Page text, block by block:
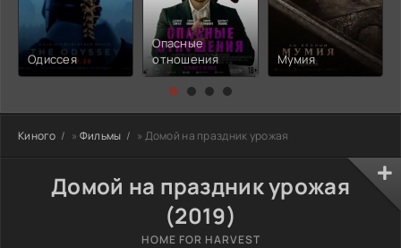
Одиссея
Опасные
отношения
Мумия
Киного » Фильмы » Домой на праздник урожая
Домой на праздник урожая
(2019)
HOME FOR HARVEST